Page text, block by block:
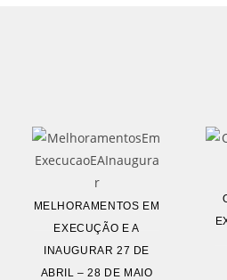
MELHORAMENTOS EM
EXECUÇÃO E A
INAUGURAR 27 DE
ABRIL – 28 DE MAIO